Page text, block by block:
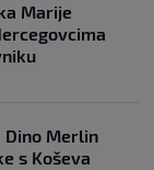
Marije
Dino Merlin
s Koševa